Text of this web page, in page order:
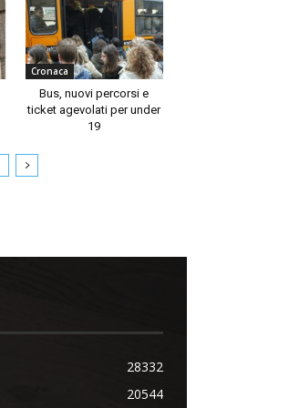
Cronaca
Bus, nuovi percorsi e
ticket agevolati per under
19
28332
20544